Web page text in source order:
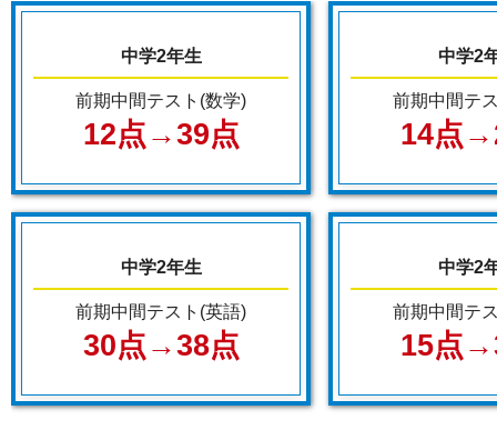
中学2年生
前期中間テスト(数学)
12点→39点
中学2年生
前期中間テスト(英語)
30点→38点
中学2
前期中間テ
14点
中学2
前期中間テ
15点